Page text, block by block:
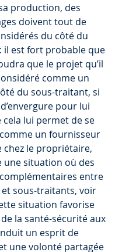
production, des
doivent tout de
du côté du
il est fort probable que
que le projet qu’il
comme un
du sous-traitant, si
pour lui
cela lui permet de se
un fournisseur
chez le propriétaire,
une situation où des
entre
sous-traitants, voir
situation favorise
la santé-sécurité aux
un esprit de
une volonté partagée